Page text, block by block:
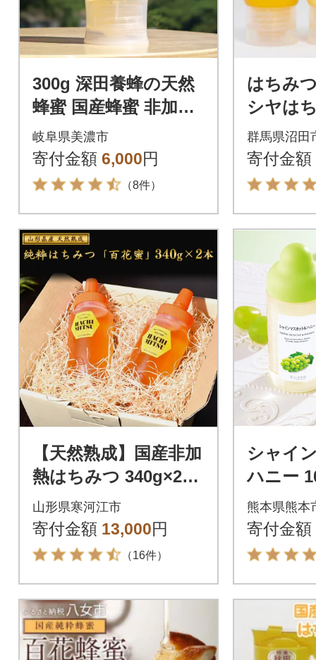
300g 深田養蜂の天然
蜂蜜 国産蜂蜜 非加熱
生はちみつ 岐阜県 美
濃市産 A9
岐阜県美濃市
寄付金額 6,000円
（8件）
はちみ
シヤは
ごはち
はちみ
群馬県沼田
寄付金額
【天然熟成】国産非加
熱はちみつ 340g×2本
《抗生物質・保存料不
使用》 011-G58
山形県寒河江市
寄付金額 13,000円
（16件）
シャイ
ハニー
熊本県熊本
寄付金額